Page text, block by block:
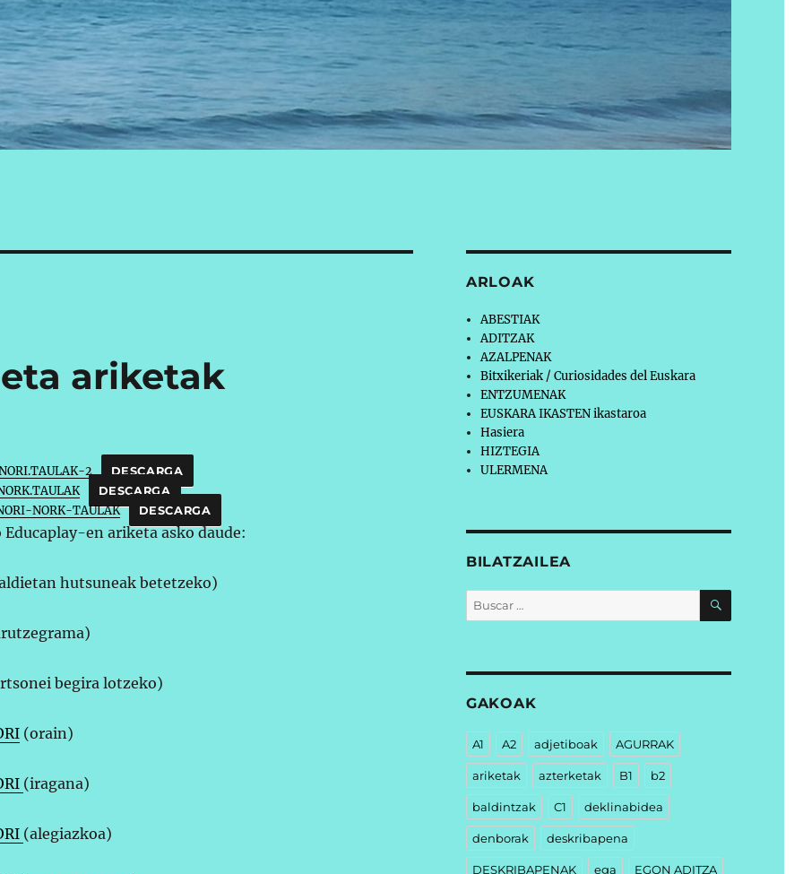
ariketak
2 DESCARGA
DESCARGA
NORK-TAULAK DESCARGA
en ariketa asko daude:
hutsuneak betetzeko)
begira lotzeko)
(orain)
(iragana)
(alegiazkoa)
ARLOAK
ABESTIAK
ADITZAK
AZALPENAK
Bitxikeriak / Curiosidades del Euskara
ENTZUMENAK
EUSKARA IKASTEN ikastaroa
Hasiera
HIZTEGIA
ULERMENA
BILATZAILEA
Buscar
por:
BUSCAR
GAKOAK
A1 A2 adjetiboak AGURRAK
ariketak azterketak B1 b2
baldintzak C1 deklinabidea
denborak deskribapena
DESKRIBAPENAK ega EGON ADITZA